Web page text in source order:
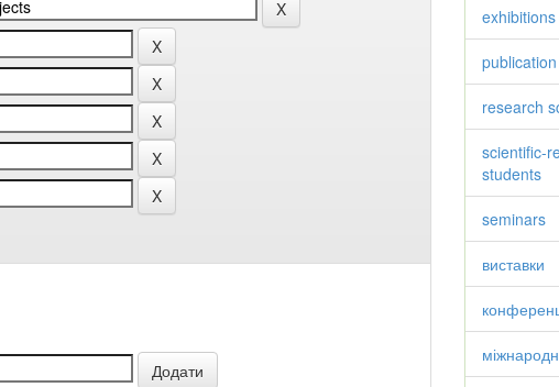
exhibitions
research
scientific-
students
seminars
виставки